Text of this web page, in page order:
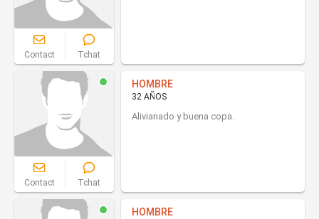
Contact Tchat
Contact Tchat
HOMBRE
32 AÑOS
Alivianado y buena copa.
HOMBRE